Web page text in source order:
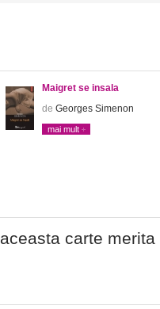
Maigret se insala
de Georges Simenon
mai mult
carte